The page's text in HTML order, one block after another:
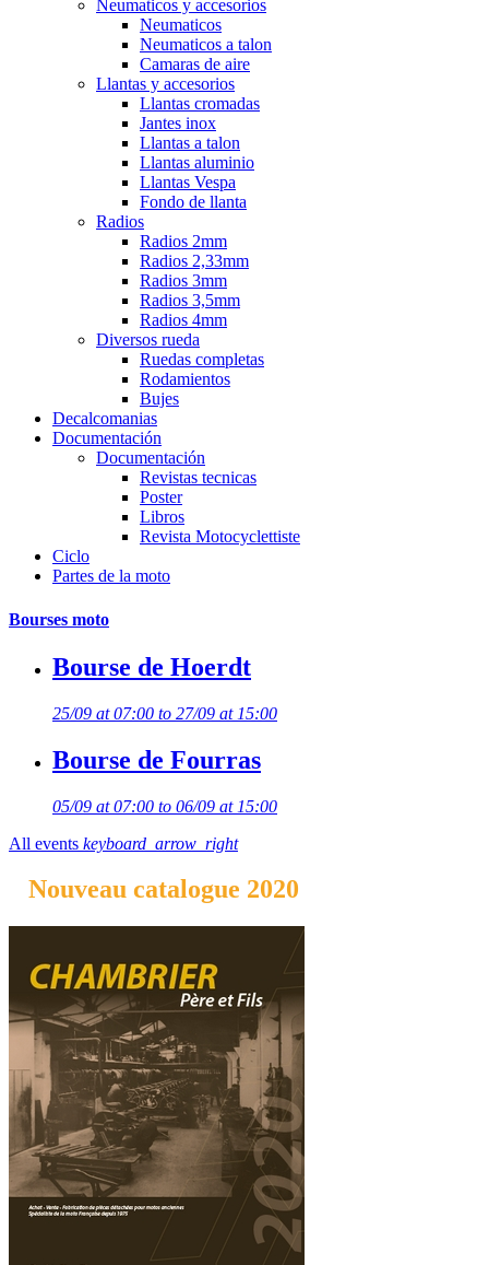
Neumaticos y accesorios
Neumaticos
Neumaticos a talon
Camaras de aire
Llantas y accesorios
Llantas cromadas
Jantes inox
Llantas a talon
Llantas aluminio
Llantas Vespa
Fondo de llanta
Radios
Radios 2mm
Radios 2,33mm
Radios 3mm
Radios 3,5mm
Radios 4mm
Diversos rueda
Ruedas completas
Rodamientos
Bujes
Decalcomanias
Documentación
Documentación
Revistas tecnicas
Poster
Libros
Revista Motocyclettiste
Ciclo
Partes de la moto
Bourses moto
Bourse de Hoerdt
25/09 at 07:00 to 27/09 at 15:00
Bourse de Fourras
05/09 at 07:00 to 06/09 at 15:00
All events keyboard_arrow_right
Nouveau catalogue 2020